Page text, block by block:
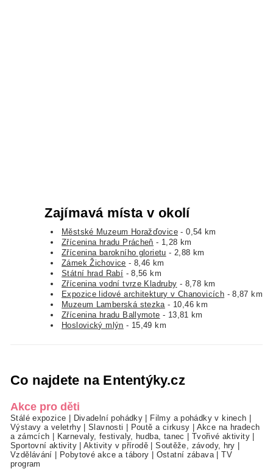
Zajímavá místa v okolí
Městské Muzeum Horažďovice - 0,54 km
Zřícenina hradu Prácheň - 1,28 km
Zřícenina barokního glorietu - 2,88 km
Zámek Žichovice - 8,46 km
Státní hrad Rabí - 8,56 km
Zřícenina vodní tvrze Kladruby - 8,78 km
Expozice lidové architektury v Chanovicích - 8,87 km
Muzeum Lamberská stezka - 10,46 km
Zřícenina hradu Ballymote - 13,81 km
Hoslovický mlýn - 15,49 km
Co najdete na Ententýky.cz
Akce pro děti
Stálé expozice Divadelní pohádky Filmy a pohádky v kinech
Výstavy a veletrhy|Slavnosti Poutě a cirkusy
Akce na hradech
a zámcích
Karnevaly, festivaly, hudba, tanec Tvořivé aktivity
Sportovní aktivity|Aktivity v přírodě |Soutěže, závody, hry
Vzdělávání
Pobytové akce a tábory Ostatní zábava |TV
program